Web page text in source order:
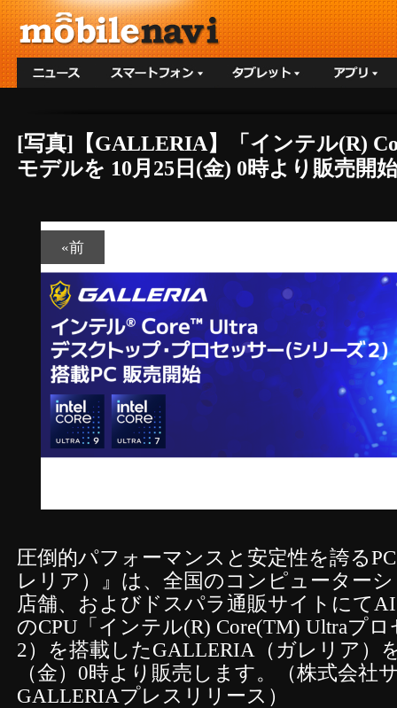
[写真]【GALLERIA】「インテル(R)
モデルを 10月25日(金) 0時より販売開
«前
圧倒的パフォーマンスと安定性を誇る
レリア）』は、全国のコンピューター
店舗、およびドスパラ通販サイトにて
のCPU「インテル(R) Core(TM) Ultraプ
2）を搭載したGALLERIA（ガレリア）
（金）0時より販売します。（株式会
GALLERIAプレスリリース）